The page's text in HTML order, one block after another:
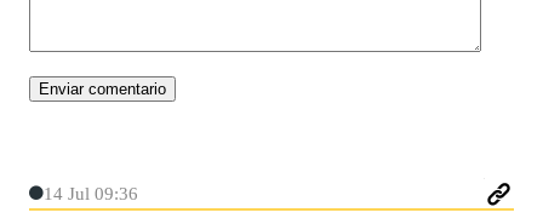
14 Jul 09:36